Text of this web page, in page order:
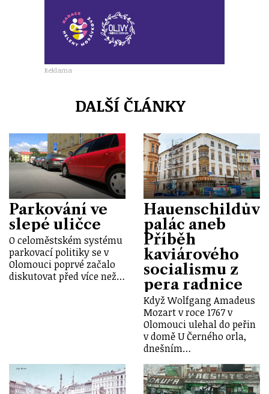
Reklama
DALŠÍ ČLÁNKY
Parkování ve
slepé uličce
O celoměstském systému
parkovací politiky se v
Olomouci poprvé začalo
diskutovat před více než…
Hauenschildův
palác aneb
Příběh
kaviárového
socialismu z
pera radnice
Když Wolfgang Amadeus
Mozart v roce 1767 v
Olomouci ulehal do peřin
v domě U Černého orla,
dnešním…